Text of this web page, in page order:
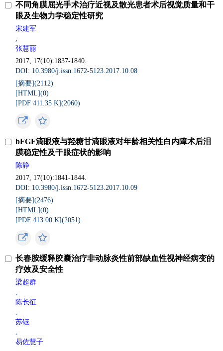
不同角膜屈光手术治疗近视及散光患者术后视觉质量和干
眼及生物力学稳定性研究
宋建军
,
张慧丽
2017, 17(10):1837-1840.
DOI: 10.3980/j.issn.1672-5123.2017.10.08
[摘要](2112)
[HTML](0)
[PDF 411.35 K](2060)
bFGF滴眼液与羟糖甘滴眼液对年龄相关性白内障术后泪
膜稳定性及干眼症状的影响
陈静
2017, 17(10):1841-1844.
DOI: 10.3980/j.issn.1672-5123.2017.10.09
[摘要](2476)
[HTML](0)
[PDF 413.00 K](2051)
长春胺缓释胶囊治疗非动脉炎性前部缺血性视神经病变的
疗效及安全性
梁超群
,
陈长征
,
苏钰
,
易佐慧子